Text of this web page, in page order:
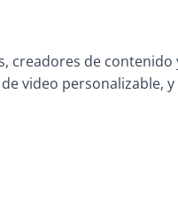
creadores de
video personalizable,